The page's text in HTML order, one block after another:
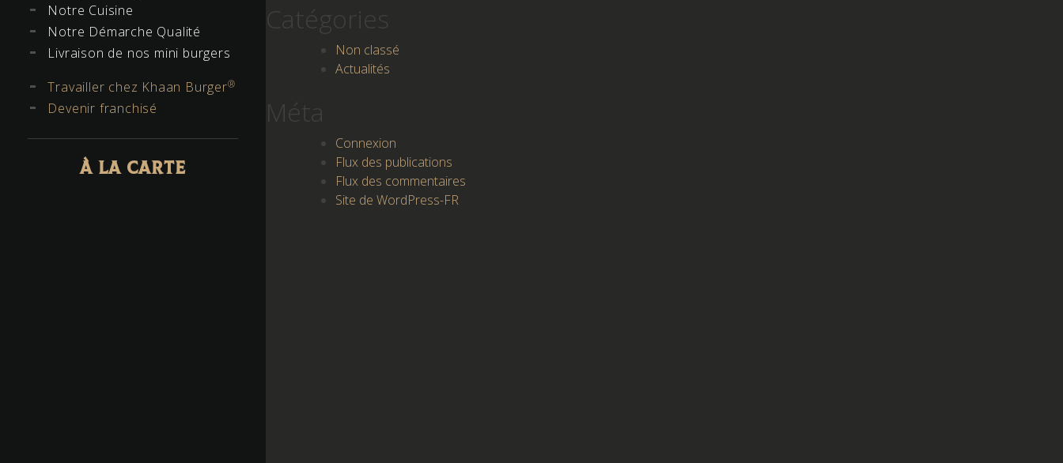
Notre Cuisine
Notre Démarche Qualité
Livraison de nos mini burgers
Travailler chez Khaan Burger®
Devenir franchisé
À LA CARTE
Catégories
Non classé
Actualités
Méta
Connexion
Flux des publications
Flux des commentaires
Site de WordPress-FR